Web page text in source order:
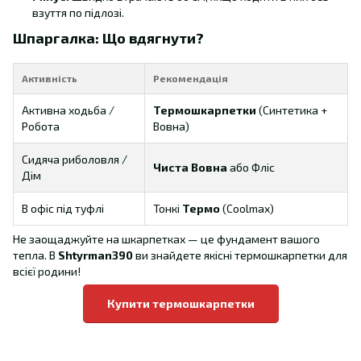
взуття по підлозі.
Шпаргалка: Що вдягнути?
Активність Рекомендація
Активна ходьба /
Робота
Термошкарпетки (Синтетика +
Вовна)
Сидяча риболовля /
Дім
Чиста Вовна або Фліс
В офіс під туфлі Тонкі Термо(Coolmax)
Не заощаджуйте на шкарпетках — це фундамент вашого
тепла. В Shtyrman390ви знайдете якісні термошкарпетки для
всієї родини!
Купити термошкарпетки